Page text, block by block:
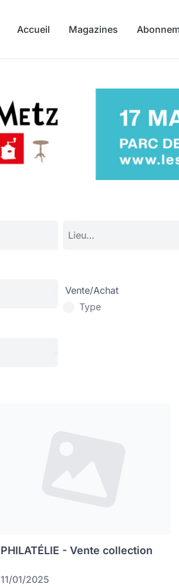
Accueil Magazines
Vente/Achat
Type
PHILATÉLIE - Vente collection
11/01/2025